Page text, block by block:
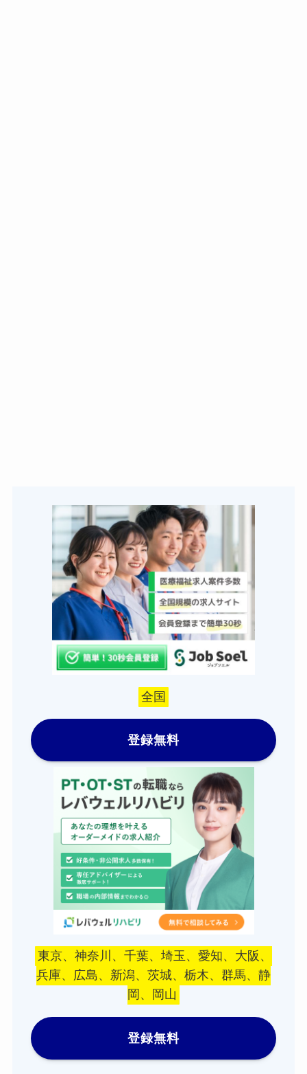
全国
登録無料
東京、神奈川、千葉、埼玉、愛知、大阪、
兵庫、広島、新潟、茨城、栃木、群馬、静
岡、岡山
登録無料